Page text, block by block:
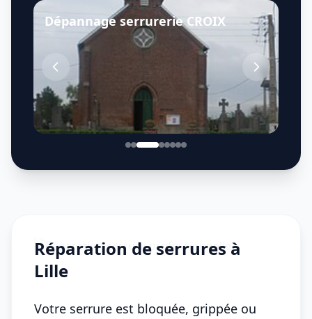
Dépannage serrurerieCROIX
Réparation de serrures à
Lille
Votre serrure est bloquée, grippée ou